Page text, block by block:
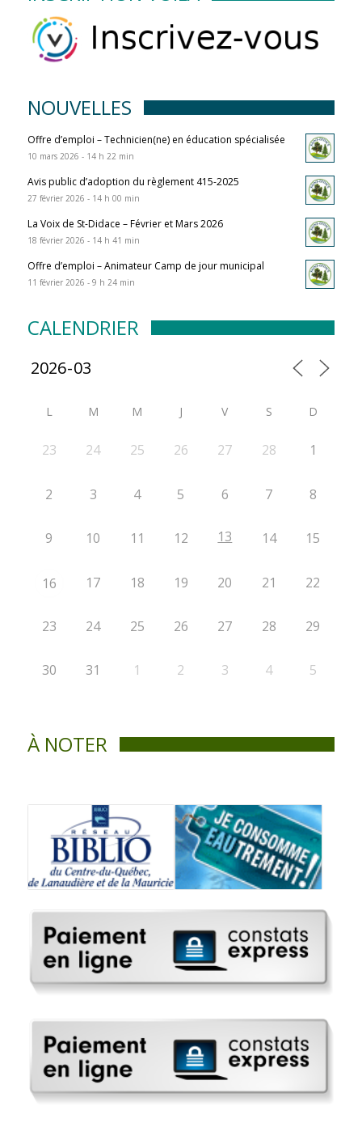
NOUVELLES
Offre d’emploi – Technicien(ne) en éducation spécialisée
10 mars 2026 - 14 h 22 min
Avis public d’adoption du règlement 415-2025
27 février 2026 - 14 h 00 min
La Voix de St-Didace – Février et Mars 2026
18 février 2026 - 14 h 41 min
Offre d’emploi – Animateur Camp de jour municipal
11 février 2026 - 9 h 24 min
CALENDRIER
L M M J V S D
23 24 25 26 27 28 1
2 3 4 5 6 7 8
9 10 11 12 13 14 15
16 17 18 19 20 21 22
23 24 25 26 27 28 29
30 31 1 2 3 4 5
À NOTER